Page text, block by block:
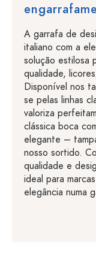
A garrafa de
italiano com a
solução estilosa
qualidade,
Disponível nos
se pelas linhas
valoriza
clássica boca
elegante –
nosso sortido.
qualidade e
ideal para
elegância numa